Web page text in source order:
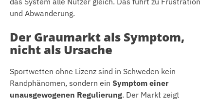
und Abwanderung.
Der Graumarkt als Symptom,
nicht als Ursache
Sportwetten ohne Lizenz sind in Schweden kein
Randphänomen, sondern ein Symptom einer
unausgewogenen Regulierung. Der Markt zeigt